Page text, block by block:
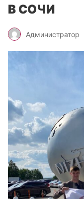
В СОЧИ
Администратор